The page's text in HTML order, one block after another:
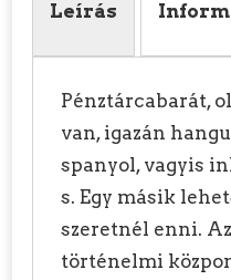
Leírás
Pénztárcabarát,
van, igazán
spanyol, vagyis
s. Egy másik
szeretnél enni.
történelmi